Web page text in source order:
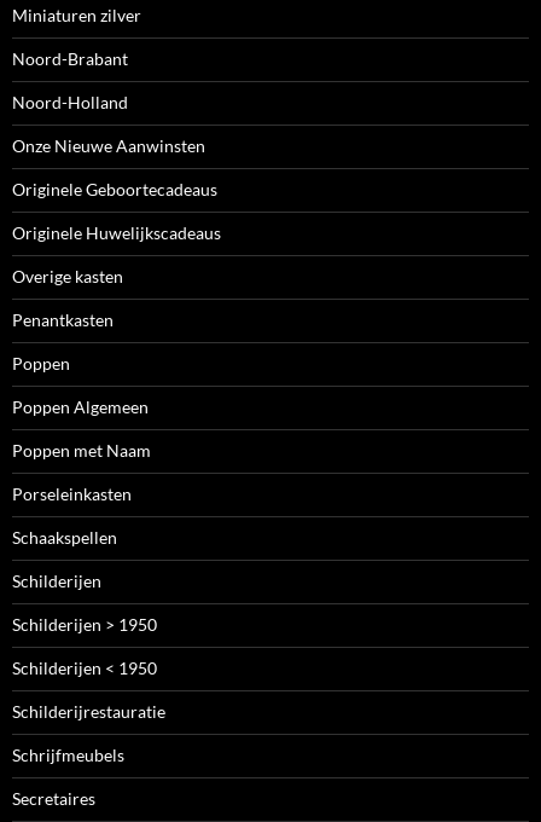
Miniaturen zilver
Noord-Brabant
Noord-Holland
Onze Nieuwe Aanwinsten
Originele Geboortecadeaus
Originele Huwelijkscadeaus
Overige kasten
Penantkasten
Poppen
Poppen Algemeen
Poppen met Naam
Porseleinkasten
Schaakspellen
Schilderijen
Schilderijen > 1950
Schilderijen < 1950
Schilderijrestauratie
Schrijfmeubels
Secretaires